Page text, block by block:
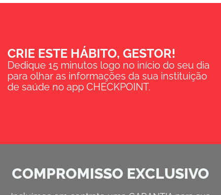
CRIE ESTE HÁBITO, GESTOR!
Dedique 15 minutos logo no início do seu dia
para olhar as informações da sua instituição
de saúde no app CHECKPOINT.
COMPROMISSO EXCLUSIVO